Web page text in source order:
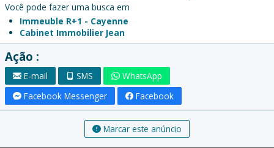
Você pode fazer uma busca em
Immeuble R+1 - Cayenne
Cabinet Immobilier Jean
Ação :
E-mail SMS
WhatsApp
Facebook Messenger
Facebook
Marcar este anúncio